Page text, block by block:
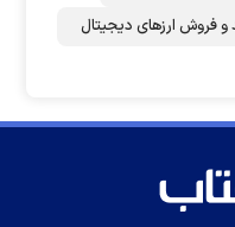
و فروش ارزهای دیجیتال